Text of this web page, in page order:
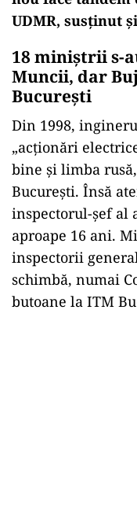
UDMR, susținut
18 miniștrii s-
Muncii, dar
București
Din 1998,
„acționări
bine și limba
București. Însă
inspectorul-șef al
aproape 16 ani.
inspectorii
schimbă, numai
butoane la ITM